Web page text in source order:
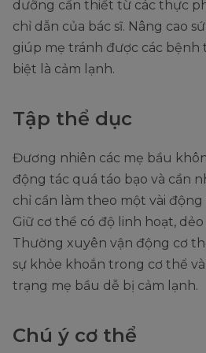
dưỡng cần thiết từ các thực
chỉ dẫn của bác sĩ. Nâng cao
giúp mẹ tránh được các
biệt là cảm lạnh.
Tập thể dục
Đương nhiên các mẹ bầu
động tác quá táo bạo và cần
chỉ cần làm theo một vài động
Giữ cơ thể có độ linh hoạt,
Thường xuyên vận động cơ
sự khỏe khoắn trong cơ thể
trạng mẹ bầu dễ bị cảm lạnh.
Chú ý cơ thể